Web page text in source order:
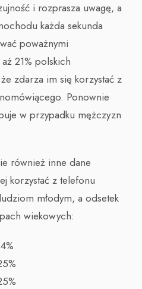
i rozprasza uwagę, a
każda sekunda
poważnymi
21% polskich
zdarza im się korzystać z
Ponownie
w przypadku mężczyzn
również inne dane
korzystać z telefonu
młodym, a odsetek
wiekowych: